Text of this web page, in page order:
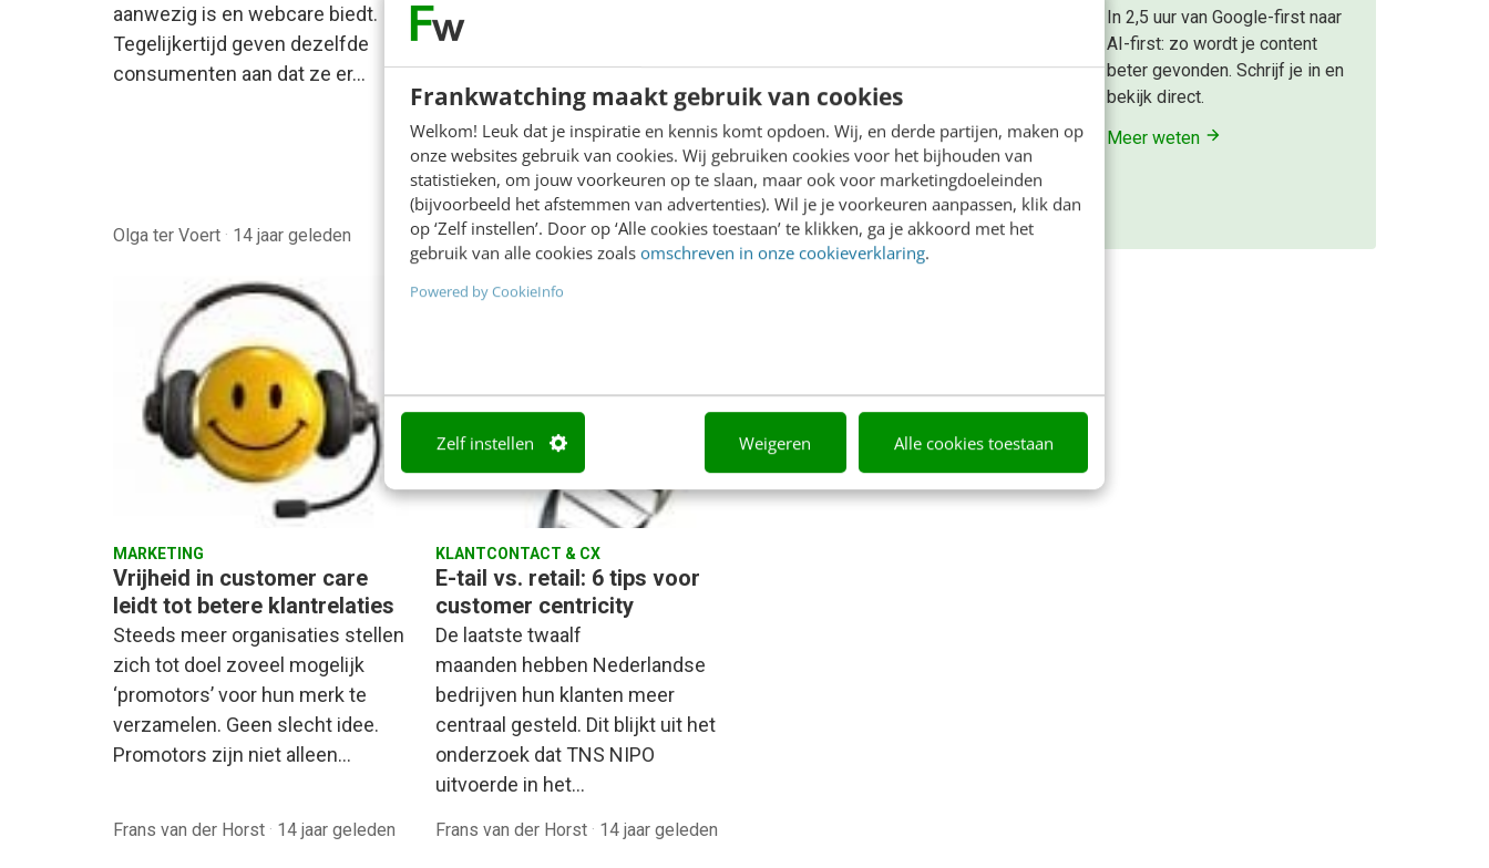
Frankwatching maakt gebruik van cookies
Welkom! Leuk dat je inspiratie en kennis komt opdoen. Wij, en derde partijen, maken op
onze websites gebruik van cookies. Wij gebruiken cookies voor het bijhouden van
statistieken, om jouw voorkeuren op te slaan, maar ook voor marketingdoeleinden
(bijvoorbeeld het afstemmen van advertenties). Wil je je voorkeuren aanpassen, klik dan
op ‘Zelf instellen’. Door op ‘Alle cookies toestaan’ te klikken, ga je akkoord met het
gebruik van alle cookies zoals omschreven in onze cookieverklaring.
Powered by CookieInfo
Zelf instellen Weigeren Alle cookies toestaan
aanwezig is en webcare biedt.
Tegelijkertijd geven dezelfde
consumenten aan dat ze er…
Olga ter Voert · 14 jaar geleden
servicekanaal
Ruim twee derde van de
consumenten, die online een
negatief bericht plaatst, hoopt op
een reactie van het bedrijf
waarop de klacht…
Olga ter Voert · 14 jaar geleden
randvoorwaarde voor een goede
relatie tussen klant en bedrijf.
Vertrouwen is emotie! Een
negatief sentiment kan meteen
desastreuze…
Eric Sondervan· 14 jaar geleden
In 2,5 uur van Google-first naar
AI-first: zo wordt je content
beter gevonden. Schrijf je in en
bekijk direct.
Meer weten
MARKETING
Vrijheid in customer care
leidt tot betere klantrelaties
Steeds meer organisaties stellen
zich tot doel zoveel mogelijk
‘promotors’ voor hun merk te
verzamelen. Geen slecht idee.
Promotors zijn niet alleen…
Frans van der Horst · 14 jaar geleden
KLANTCONTACT & CX
E-tail vs. retail: 6 tips voor
customer centricity
De laatste twaalf
maanden hebben Nederlandse
bedrijven hun klanten meer
centraal gesteld. Dit blijkt uit het
onderzoek dat TNS NIPO
uitvoerde in het…
Frans van der Horst · 14 jaar geleden